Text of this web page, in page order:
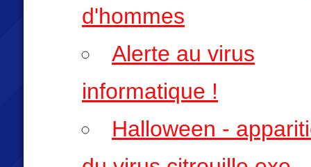
d'hommes
Alerte au virus
informatique !
Halloween -